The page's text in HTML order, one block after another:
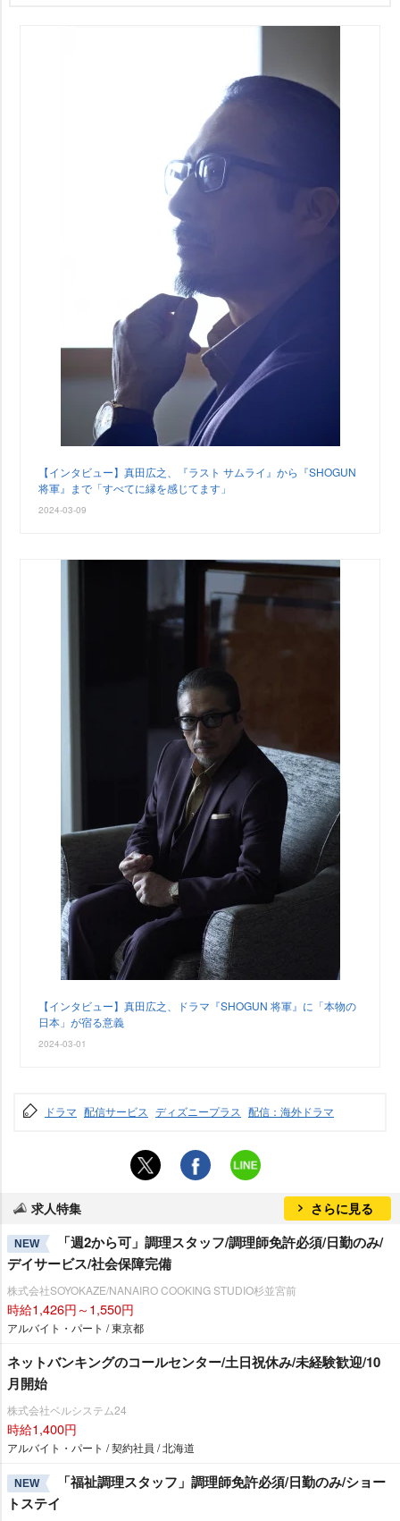
【インタビュー】真田広之、『ラスト サムライ』から『SHOGUN
将軍』まで「すべてに縁を感じてます」
2024-03-09
【インタビュー】真田広之、ドラマ『SHOGUN 将軍』に「本物の
日本」が宿る意義
2024-03-01
ドラマ 配信サービス ディズニープラス 配信：海外ドラマ
求人特集 さらに見る
NEW
「週2から可」調理スタッフ/調理師免許必須/日勤のみ/
デイサービス/社会保障完備
株式会社SOYOKAZE/NANAIRO COOKING STUDIO杉並宮前
時給1,426円～1,550円
アルバイト・パート / 東京都
ネットバンキングのコールセンター/土日祝休み/未経験歓迎/10
月開始
株式会社ベルシステム24
時給1,400円
アルバイト・パート / 契約社員 / 北海道
NEW
「福祉調理スタッフ」調理師免許必須/日勤のみ/ショー
トステイ